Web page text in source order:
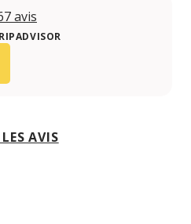
avis
AVIS